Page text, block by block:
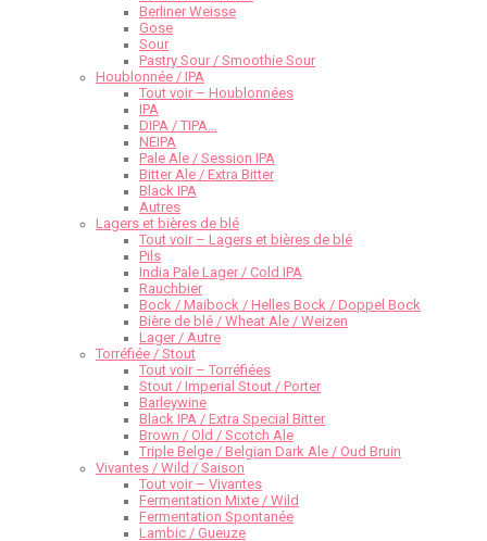
Berliner Weisse
Gose
Sour
Pastry Sour / Smoothie Sour
Houblonnée / IPA
Tout voir – Houblonnées
IPA
DIPA / TIPA…
NEIPA
Pale Ale / Session IPA
Bitter Ale / Extra Bitter
Black IPA
Autres
Lagers et bières de blé
Tout voir – Lagers et bières de blé
Pils
India Pale Lager / Cold IPA
Rauchbier
Bock / Maibock / Helles Bock / Doppel Bock
Bière de blé / Wheat Ale / Weizen
Lager / Autre
Torréfiée / Stout
Tout voir – Torréfiées
Stout / Imperial Stout / Porter
Barleywine
Black IPA / Extra Special Bitter
Brown / Old / Scotch Ale
Triple Belge / Belgian Dark Ale / Oud Bruin
Vivantes / Wild / Saison
Tout voir – Vivantes
Fermentation Mixte / Wild
Fermentation Spontanée
Lambic / Gueuze